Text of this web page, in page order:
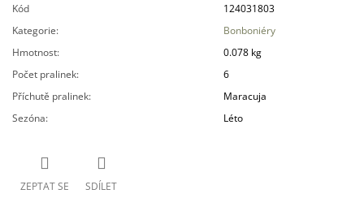
Kód
124031803
Kategorie:
Bonboniéry
Hmotnost:
0.078 kg
Počet pralinek:
6
Příchutě pralinek:
Maracuja
Sezóna: Léto
ZEPTAT SE SDÍLET